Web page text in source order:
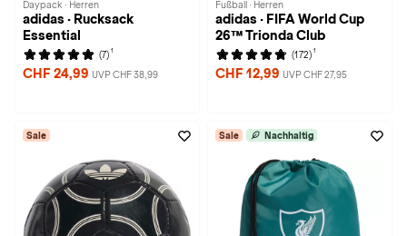
Daypack · Herren
adidas · Rucksack
Essential
(7) 1
CHF 24,99 UVP CHF 38,99
Fußball · Herren
adidas · FIFA World Cup
26™ Trionda Club
(172) 1
CHF 12,99 UVP CHF 27,95
Sale Sale Nachhaltig